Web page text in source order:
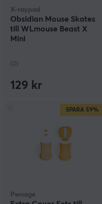
X-raypad
Obsidian Mouse Skates
till WLmouse Beast X
Mini
(0)
129 kr
SPARA 59%
Pwnage